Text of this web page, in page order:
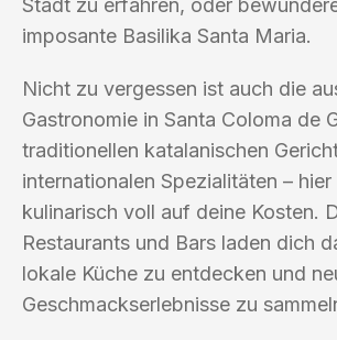
Stadt zu erfahren, oder
imposante Basilika Santa Maria.
Nicht zu vergessen ist auch die
Gastronomie in Santa Coloma de
traditionellen katalanischen
internationalen Spezialitäten –
kulinarisch voll auf deine Kosten.
Restaurants und Bars laden dich
lokale Küche zu entdecken und
Geschmackserlebnisse zu